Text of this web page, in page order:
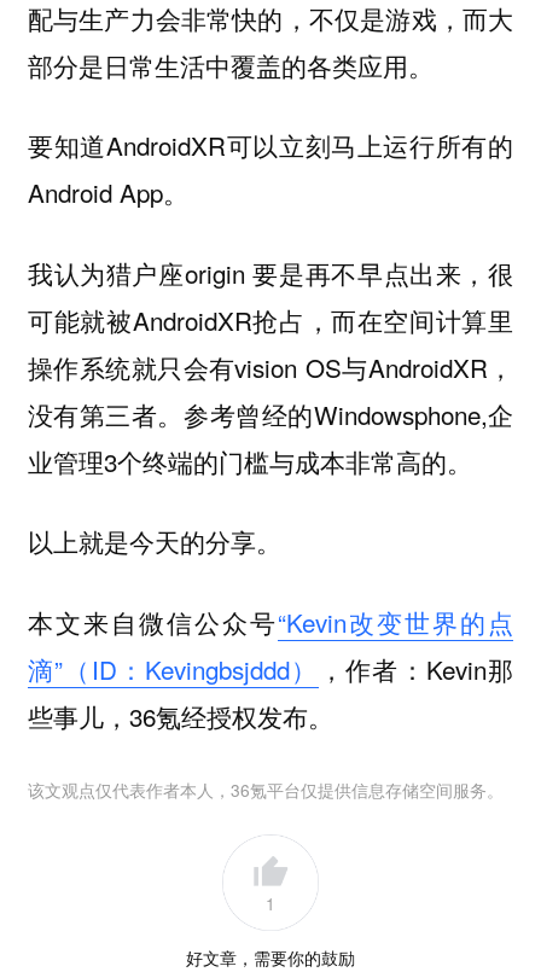
配与生产力会非常快的，不仅是游戏，而大
部分是日常生活中覆盖的各类应用。
要知道AndroidXR可以立刻马上运行所有的
Android App。
我认为猎户座origin 要是再不早点出来，很
可能就被AndroidXR抢占，而在空间计算里
操作系统就只会有vision OS与AndroidXR，
没有第三者。参考曾经的Windowsphone,企
业管理3个终端的门槛与成本非常高的。
以上就是今天的分享。
本文来自微信公众号“Kevin改变世界的点
滴”（ID：Kevingbsjddd）
，作者：Kevin那
些事儿，36氪经授权发布。
该文观点仅代表作者本人，36氪平台仅提供信息存储空间服务。
1
好文章，需要你的鼓励